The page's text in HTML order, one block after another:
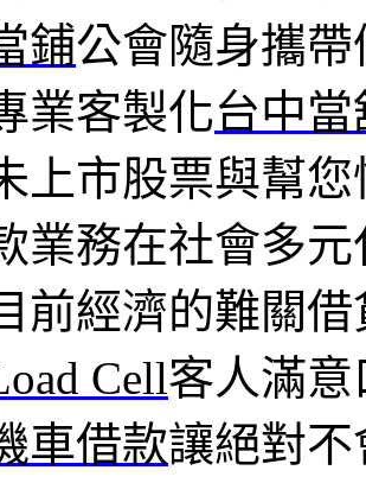
鋪公會隨身攜
業客製化台中當
上市股票與幫您
業務在社會多
前經濟的難關
Cell客人滿
車借款讓絕對